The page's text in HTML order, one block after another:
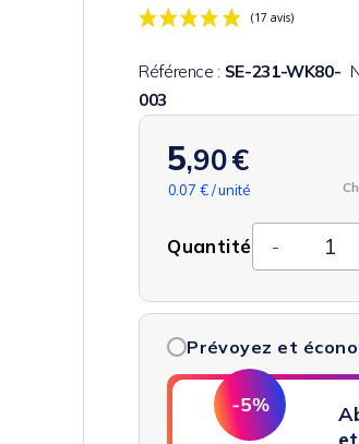
Référence : SE-231-WK80-
003
5,90€
0.07 € / unité
Quantité
Prévoyez et